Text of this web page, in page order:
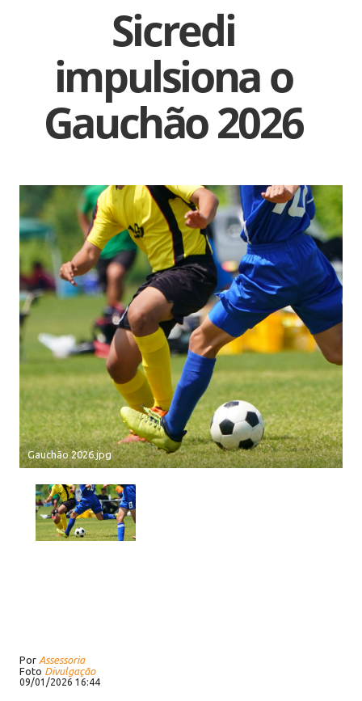
Sicredi
impulsiona o
Gauchão 2026
Gauchão 2026.jpg
Por Assessoria
Foto Divulgação
09/01/2026 16:44